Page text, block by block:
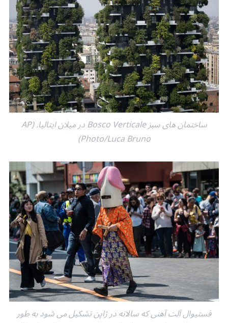
ساختمان های سبز Bosco Verticale در میلان ایتالیا. (AP
Photo/Luca Bruno)
فستیوال آلت آهنی که سالانه در ژاپن تشکیل می شود به طور